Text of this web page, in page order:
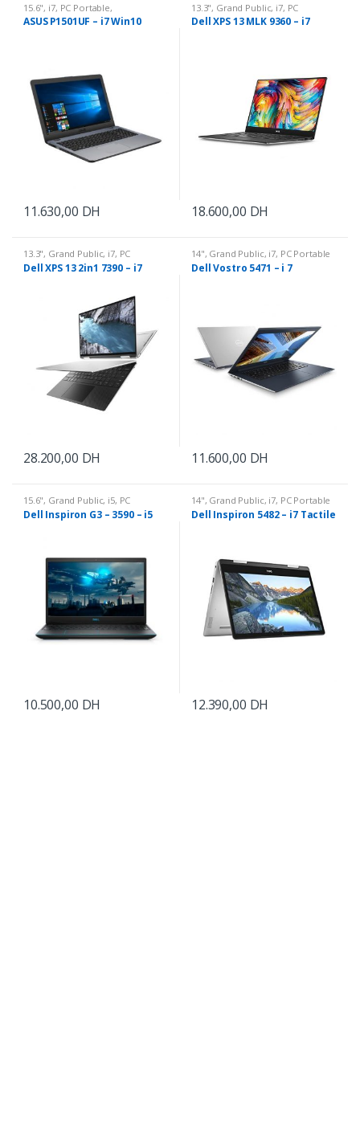
15.6", i7, PC Portable,
Professionnels
ASUS P1501UF – i7 Win10
11.630,00 DH
13.3", Grand Public, i7, PC
Portable
Dell XPS 13 MLK 9360 – i7
18.600,00 DH
13.3", Grand Public, i7, PC
Portable
Dell XPS 13 2in1 7390 – i7
28.200,00 DH
14", Grand Public, i7, PC Portable
Dell Vostro 5471 – i 7
11.600,00 DH
15.6", Grand Public, i5, PC
Portable
Dell Inspiron G3 – 3590 – i5
10.500,00 DH
14", Grand Public, i7, PC Portable
Dell Inspiron 5482 – i7 Tactile
12.390,00 DH